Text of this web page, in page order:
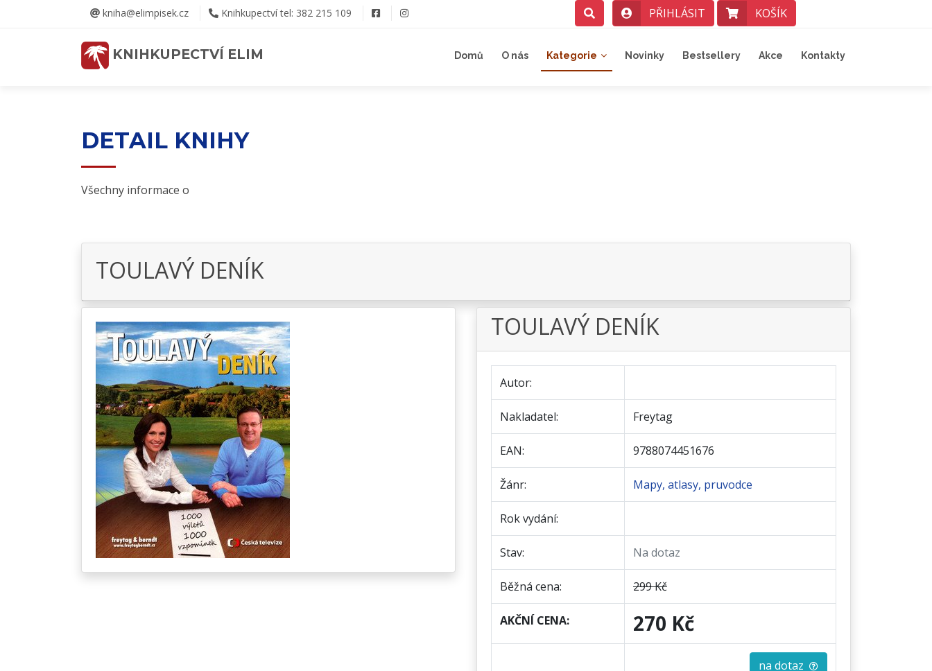
kniha@elimpisek.cz Knihkupectví tel: 382 215 109 PŘIHLÁSIT KOŠÍK
KNIHKUPECTVÍ ELIM Domů O nás Kategorie Novinky Bestsellery Akce Kontakty
DETAIL KNIHY
Všechny informace o
TOULAVÝ DENÍK
TOULAVÝ DENÍK
Autor:
Nakladatel: Freytag
EAN: 9788074451676
Žánr: Mapy, atlasy, pruvodce
Rok vydání:
Stav: Na dotaz
Běžná cena: 299 Kč
AKČNÍ CENA: 270 Kč
na dotaz